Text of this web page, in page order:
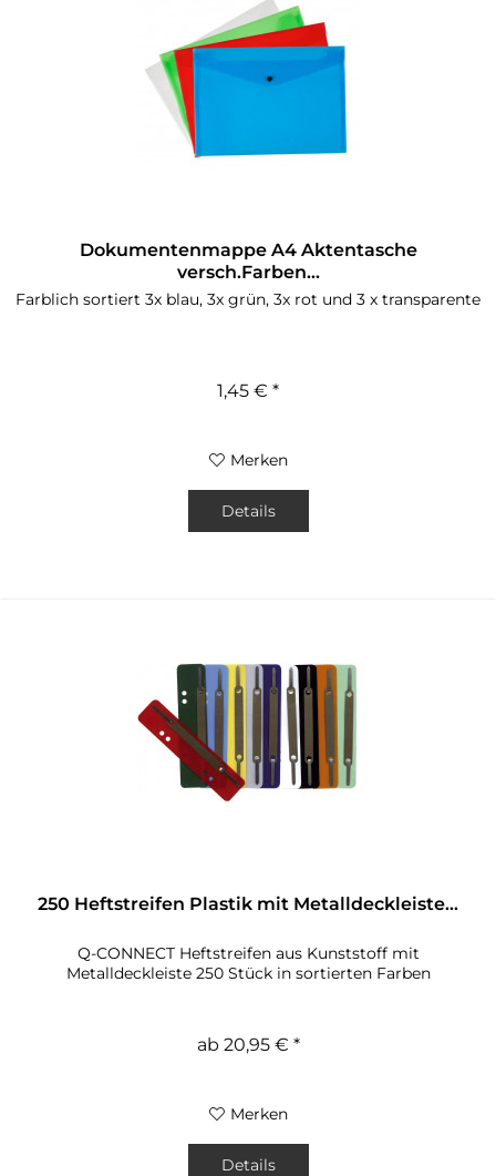
Dokumentenmappe A4 Aktentasche
versch.Farben...
Farblich sortiert 3x blau, 3x grün, 3x rot und 3 x transparente
1,45 € *
Merken
Details
250 Heftstreifen Plastik mit Metalldeckleiste...
Q-CONNECT Heftstreifen aus Kunststoff mit
Metalldeckleiste 250 Stück in sortierten Farben
ab 20,95 € *
Merken
Details